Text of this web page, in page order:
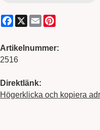
Facebook
X Email
Artikelnummer:
2516
Direktlänk:
Högerklicka och kopiera